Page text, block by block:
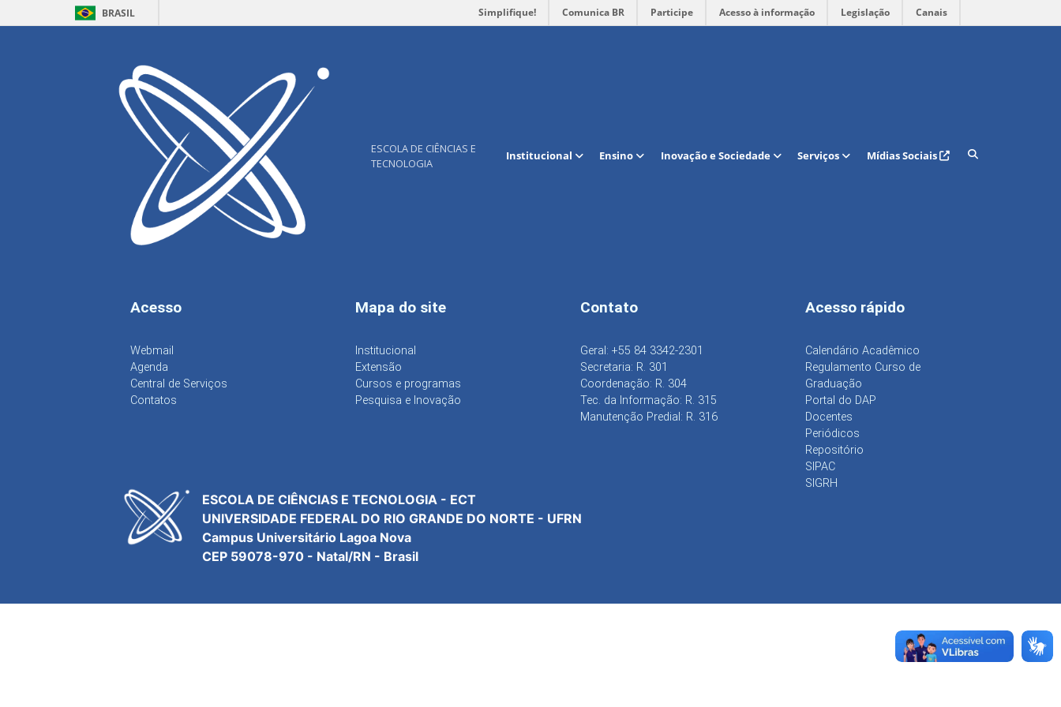
BRASIL Simplifique! Comunica BR Participe Acesso à informação Legislação Canais
ESCOLA DE CIÊNCIAS E
TECNOLOGIA
Institucional Ensino Inovação e Sociedade Serviços Mídias Sociais
1ª Sessão Ordinária do COLECT – 2021
Descrição
Data de Publicação:
08/02/2021
Documentos:
Acesso
Webmail
Agenda
Central de Serviços
Contatos
Mapa do site
Institucional
Extensão
Cursos e programas
Pesquisa e Inovação
Contato
Geral: +55 84 3342-2301
Secretaria: R. 301
Coordenação: R. 304
Tec. da Informação: R. 315
Manutenção Predial: R. 316
Acesso rápido
Calendário Acadêmico
Regulamento Curso de
Graduação
Portal do DAP
Docentes
Periódicos
Repositório
SIPAC
SIGRH
ESCOLA DE CIÊNCIAS E TECNOLOGIA - ECT
UNIVERSIDADE FEDERAL DO RIO GRANDE DO NORTE - UFRN
Campus Universitário Lagoa Nova
CEP 59078-970 - Natal/RN - Brasil